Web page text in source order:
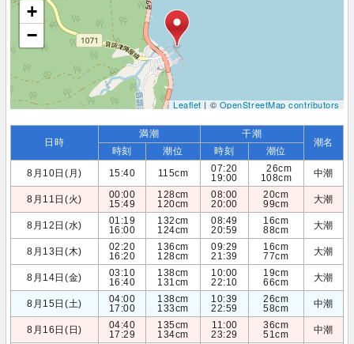
+
−
Leaflet| ©OpenStreetMap contributors
日時
満潮 干潮
潮名
時刻 潮位 時刻
潮位
8月10日(月)
15:40 115cm
07:20
19:00
26cm
108cm
中潮
8月11日(火)
00:00
15:49
128cm
120cm
08:00
20:00
20cm
99cm
大潮
8月12日(水)
01:19
16:00
132cm
124cm
08:49
20:59
16cm
88cm
大潮
8月13日(木)
02:20
16:20
136cm
128cm
09:29
21:39
16cm
77cm
大潮
8月14日(金)
03:10
16:40
138cm
131cm
10:00
22:10
19cm
66cm
大潮
8月15日(土)
04:00
17:00
138cm
133cm
10:39
22:59
26cm
58cm
中潮
8月16日(日)
04:40
17:29
135cm
134cm
11:00
23:29
36cm
51cm
中潮